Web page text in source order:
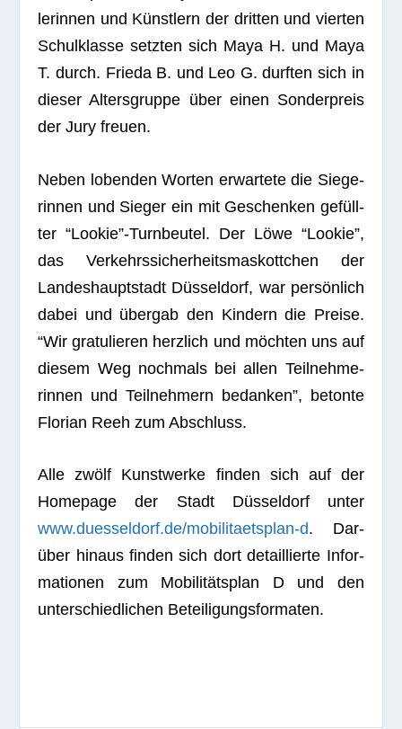
le­rin­nen und Künst­lern der drit­ten und vier­ten
Schul­klasse setz­ten sich Maya H. und Maya
T. durch. Frieda B. und Leo G. durf­ten sich in
die­ser Alters­gruppe über einen Son­der­preis
der Jury freuen.
Neben loben­den Wor­ten erwar­tete die Sie­ge­
rin­nen und Sie­ger ein mit Geschen­ken gefüll­
ter “Lookie”-Turnbeutel. Der Löwe “Loo­kie”,
das Ver­kehrs­si­cher­heits­mas­kott­chen der
Lan­des­haupt­stadt Düs­sel­dorf, war per­sön­lich
dabei und über­gab den Kin­dern die Preise.
“Wir gra­tu­lie­ren herz­lich und möch­ten uns auf
die­sem Weg noch­mals bei allen Teil­neh­me­
rin­nen und Teil­neh­mern bedan­ken”, betonte
Flo­rian Reeh zum Abschluss.
Alle zwölf Kunst­werke fin­den sich auf der
Home­page der Stadt Düs­sel­dorf unter
www.duesseldorf.de/mobilitaetsplan‑d. Dar­
über hin­aus fin­den sich dort detail­lierte Infor­
ma­tio­nen zum Mobi­li­täts­plan D und den
unter­schied­li­chen Beteiligungsformaten.